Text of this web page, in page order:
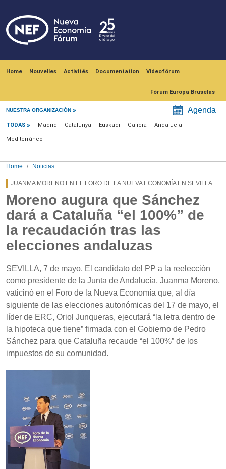
Home Nouvelles Activités Documentation Videofórum
Fórum Europa Bruselas
NUESTRA ORGANIZACIÓN Agenda
Menú noticias
TODAS Madrid Catalunya Euskadi Galicia Andalucía
Mediterráneo
Home Noticias
JUANMA MORENO EN EL FORO DE LA NUEVA ECONOMÍA EN SEVILLA
Moreno augura que Sánchez
dará a Cataluña “el 100%” de
la recaudación tras las
elecciones andaluzas
SEVILLA, 7 de mayo. El candidato del PP a la reelección
como presidente de la Junta de Andalucía, Juanma Moreno,
vaticinó en el Foro de la Nueva Economía que, al día
siguiente de las elecciones autonómicas del 17 de mayo, el
líder de ERC, Oriol Junqueras, ejecutará “la letra dentro de
la hipoteca que tiene” firmada con el Gobierno de Pedro
Sánchez para que Cataluña recaude “el 100%” de los
impuestos de su comunidad.